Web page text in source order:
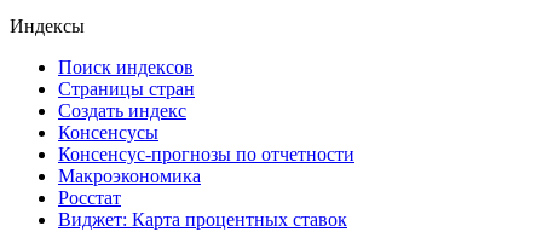
Индексы
Поиск индексов
Страницы стран
Создать индекс
Консенсусы
Консенсус-прогнозы по отчетности
Макроэкономика
Росстат
Виджет: Карта процентных ставок